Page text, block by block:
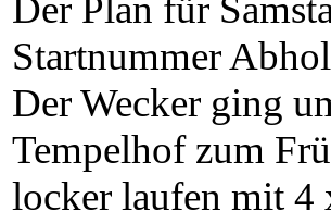
Der Plan für
Startnummer
Der Wecker ging
Tempelhof zum
locker laufen mit 4